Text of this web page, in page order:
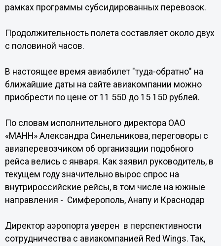
рамках программы субсидированных перевозок.
Продолжительность полета составляет около двух
с половиной часов.
В настоящее время авиабилет "туда-обратно" на
ближайшие даты на сайте авиакомпании можно
приобрести по цене от 11 550 до 15 150 рублей.
По словам исполнительного директора ОАО
«МАНН» Александра Синельникова, переговоры с
авиаперевозчиком об организации подобного
рейса велись с января. Как заявил руководитель, в
текущем году значительно вырос спрос на
внутрироссийские рейсы, в том числе на южные
направления - Симферополь, Анапу и Краснодар
Директор аэропорта уверен в перспективности
сотрудничества с авиакомпанией Red Wings. Так,